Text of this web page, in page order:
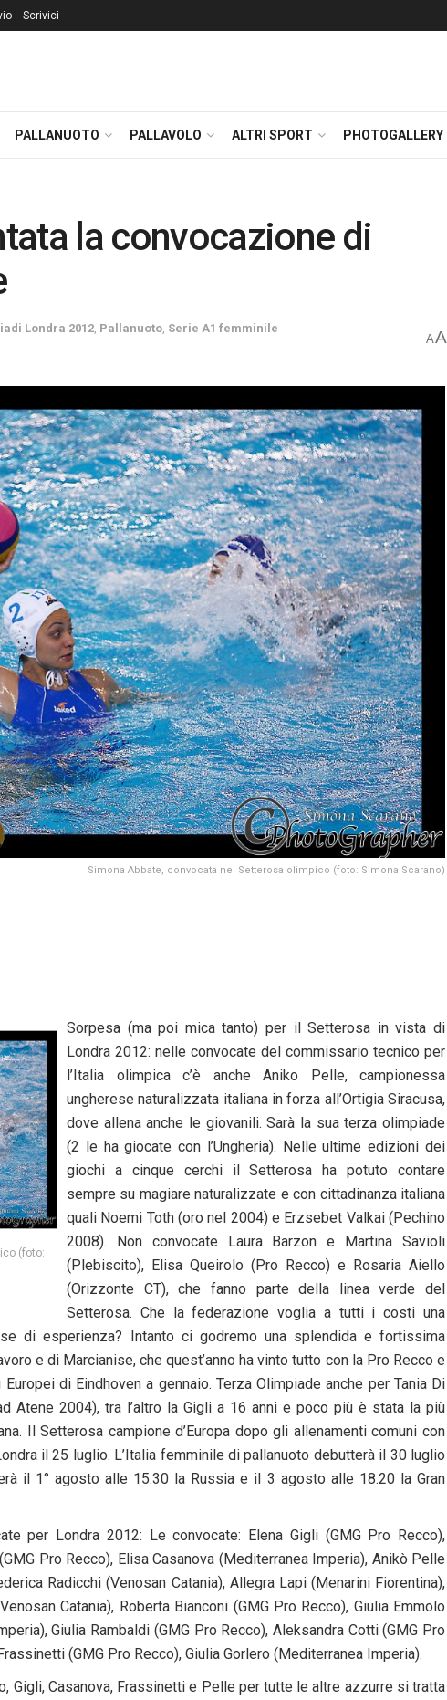
Scrivici
PALLANUOTO PALLAVOLO ALTRI SPORT PHOTOGALLERY
la convocazione di
Londra 2012 Pallanuoto Serie A1 femminile
AA
Simona Abbate, convocata nel Setterosa olimpico (foto: Simona Scarano)
(foto:
Sorpesa (ma poi mica tanto) per il Setterosa in vista di
Londra 2012: nelle convocate del commissario tecnico per
l’Italia olimpica c’è anche Aniko Pelle, campionessa
ungherese naturalizzata italiana in forza all’Ortigia Siracusa,
dove allena anche le giovanili. Sarà la sua terza olimpiade
(2 le ha giocate con l’Ungheria). Nelle ultime edizioni dei
giochi a cinque cerchi il Setterosa ha potuto contare
sempre su magiare naturalizzate e con cittadinanza italiana
quali Noemi Toth (oro nel 2004) e Erzsebet Valkai (Pechino
2008). Non convocate Laura Barzon e Martina Savioli
(Plebiscito), Elisa Queirolo (Pro Recco) e Rosaria Aiello
(Orizzonte CT), che fanno parte della linea verde del
Setterosa. Che la federazione voglia a tutti i costi una
di esperienza? Intanto ci godremo una splendida e fortissima
e di Marcianise, che quest’anno ha vinto tutto con la Pro Recco e
di Eindhoven a gennaio. Terza Olimpiade anche per Tania Di
Atene 2004), tra l’altro la Gigli a 16 anni e poco più è stata la più
Il Setterosa campione d’Europa dopo gli allenamenti comuni con
il 25 luglio. L’Italia femminile di pallanuoto debutterà il 30 luglio
il 1° agosto alle 15.30 la Russia e il 3 agosto alle 18.20 la Gran
per Londra 2012: Le convocate: Elena Gigli (GMG Pro Recco),
Pro Recco), Elisa Casanova (Mediterranea Imperia), Anikò Pelle
Radicchi (Venosan Catania), Allegra Lapi (Menarini Fiorentina),
Catania), Roberta Bianconi (GMG Pro Recco), Giulia Emmolo
Giulia Rambaldi (GMG Pro Recco), Aleksandra Cotti (GMG Pro
(GMG Pro Recco), Giulia Gorlero (Mediterranea Imperia).
Gigli, Casanova, Frassinetti e Pelle per tutte le altre azzurre si tratta